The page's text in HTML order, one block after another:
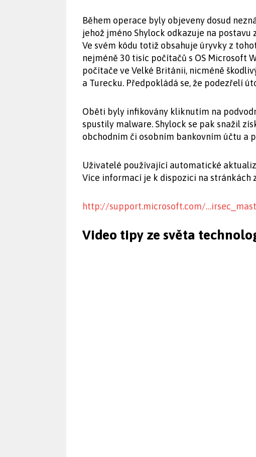
Během operace byly objeveny dosud
jehož jméno Shylock odkazuje na postavu
Ve svém kódu totiž obsahuje úryvky z
nejméně 30 tisíc počítačů s OS Microsoft
počítače ve Velké Británii, nicméně
a Turecku. Předpokládá se, že podezřelí
Oběti byly infikovány kliknutím na
spustily malware. Shylock se pak snažil
obchodním či osobním bankovním účtu a
Uživatelé používající automatické
Více informací je k dispozici na stránkách
http://support.microsoft.com/
Video tipy ze světa